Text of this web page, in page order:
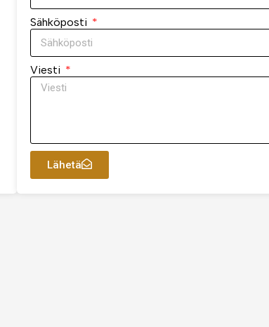
Sähköposti
Viesti
Lähetä